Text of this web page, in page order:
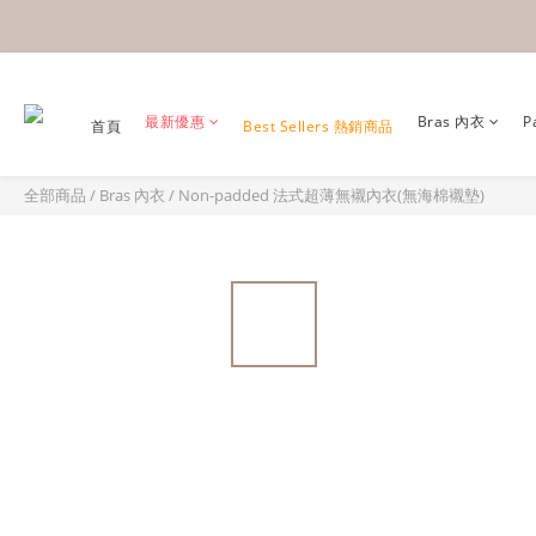
首頁 最新優惠 Best Sellers 熱銷商品 Bras 內衣
全部商品 / Bras 內衣 / Non-padded 法式超薄無襯內衣(無海棉襯墊)